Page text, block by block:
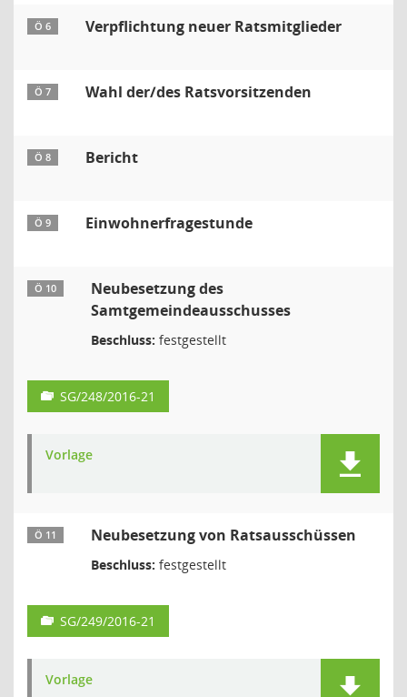
Ö 6 Verpflichtung neuer Ratsmitglieder
Ö 7 Wahl der/des Ratsvorsitzenden
Ö 8 Bericht
Ö 9 Einwohnerfragestunde
Ö 10
Neubesetzung des
Samtgemeindeausschusses
Beschluss: festgestellt
SG/248/2016-21
Vorlage
Ö 11 Neubesetzung von Ratsausschüssen
Beschluss: festgestellt
SG/249/2016-21
Vorlage